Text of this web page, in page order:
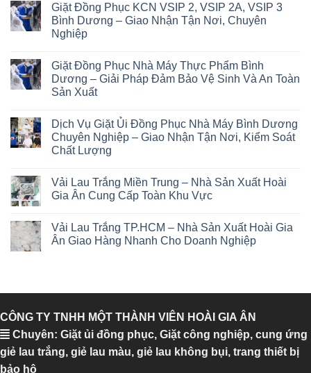
Giặt Đồng Phục KCN VSIP 2, VSIP 2A, VSIP 3
Bình Dương – Giao Nhận Tận Nơi, Chuyên
Nghiệp
Giặt Đồng Phục Nhà Máy Thực Phẩm Bình
Dương – Giải Pháp Đảm Bảo Vệ Sinh Và An Toàn
Sản Xuất
Dịch Vụ Giặt Ủi Đồng Phục Nhà Máy Bình Dương
Chuyên Nghiệp – Giao Nhận Tận Nơi, Kiểm Soát
Chất Lượng
Vải Lau Trắng Miền Trung – Nhà Sản Xuất Hoài
Gia Ân Cung Cấp Toàn Khu Vực
Vải Lau Trắng TP.HCM – Nhà Sản Xuất Hoài Gia
Ân Giao Hàng Nhanh Cho Doanh Nghiệp
CÔNG TY TNHH MỘT THÀNH VIÊN HOÀI GIA ÂN
Chuyên: Giặt ủi đồng phục, Giặt công nghiệp, cung ứng
giẻ lau trắng, giẻ lau màu, giẻ lau không bụi, trang thiết bị
bảo hộ